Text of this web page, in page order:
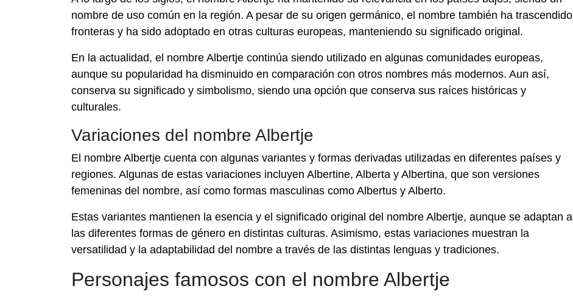
nombre de uso común en la región. A pesar de su origen germánico, el nombre también ha trascendido
fronteras y ha sido adoptado en otras culturas europeas, manteniendo su significado original.
En la actualidad, el nombre Albertje continúa siendo utilizado en algunas comunidades europeas,
aunque su popularidad ha disminuido en comparación con otros nombres más modernos. Aun así,
conserva su significado y simbolismo, siendo una opción que conserva sus raíces históricas y
culturales.
Variaciones del nombre Albertje
El nombre Albertje cuenta con algunas variantes y formas derivadas utilizadas en diferentes países y
regiones. Algunas de estas variaciones incluyen Albertine, Alberta y Albertina, que son versiones
femeninas del nombre, así como formas masculinas como Albertus y Alberto.
Estas variantes mantienen la esencia y el significado original del nombre Albertje, aunque se adaptan a
las diferentes formas de género en distintas culturas. Asimismo, estas variaciones muestran la
versatilidad y la adaptabilidad del nombre a través de las distintas lenguas y tradiciones.
Personajes famosos con el nombre Albertje